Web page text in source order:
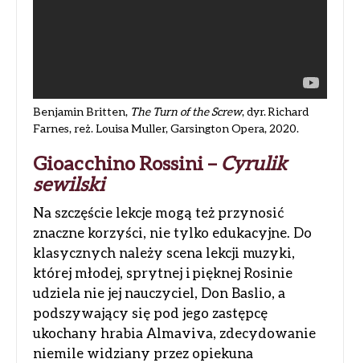
Benjamin Britten, The Turn of the Screw, dyr. Richard
Farnes, reż. Louisa Muller, Garsington Opera, 2020.
Gioacchino Rossini – Cyrulik
sewilski
Na szczęście lekcje mogą też przynosić
znaczne korzyści, nie tylko edukacyjne. Do
klasycznych należy scena lekcji muzyki,
której młodej, sprytnej i pięknej Rosinie
udziela nie jej nauczyciel, Don Baslio, a
podszywający się pod jego zastępcę
ukochany hrabia Almaviva, zdecydowanie
niemile widziany przez opiekuna